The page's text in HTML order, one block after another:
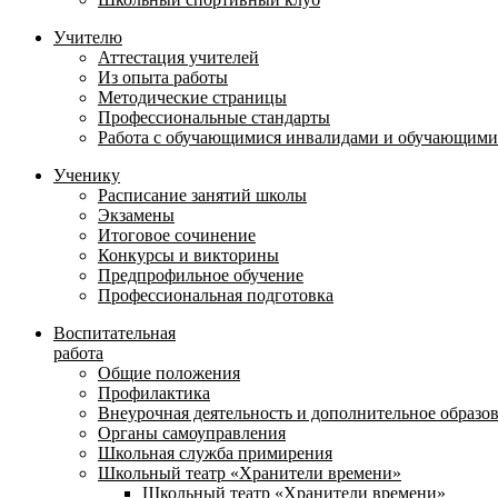
Учителю
Аттестация учителей
Из опыта работы
Методические страницы
Профессиональные стандарты
Работа с обучающимися инвалидами и
Ученику
Расписание занятий школы
Экзамены
Итоговое сочинение
Конкурсы и викторины
Предпрофильное обучение
Профессиональная подготовка
Воспитательная
работа
Общие положения
Профилактика
Внеурочная деятельность и дополнительное
Органы самоуправления
Школьная служба примирения
Школьный театр «Хранители времени»
Школьный театр «Хранители времени»